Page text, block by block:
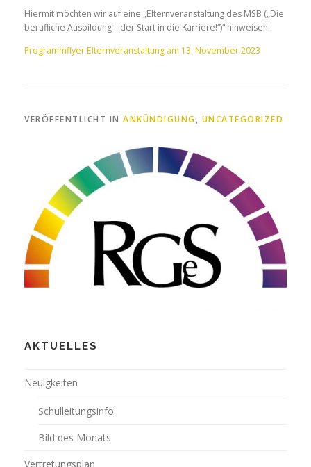
Hiermit möchten wir auf eine „Elternveranstaltung des MSB („Die
berufliche Ausbildung – der Start in die Karriere!“)“ hinweisen.
Programmflyer Elternveranstaltung am 13. November 2023
VERÖFFENTLICHT IN ANKÜNDIGUNG, UNCATEGORIZED
AKTUELLES
Neuigkeiten
Schulleitungsinfo
Bild des Monats
Vertretungsplan